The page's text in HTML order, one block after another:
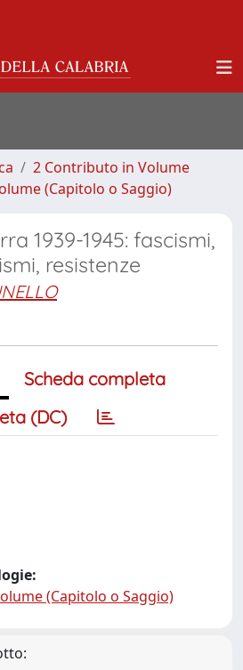
2 Contributo in Volume
(Capitolo o Saggio)
1939-1945: fascismi,
resistenze
Scheda completa
(DC)
(Capitolo o Saggio)